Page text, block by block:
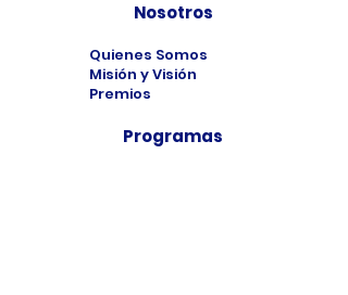
Nosotros
Quienes Somos
Misión y Visión
Premios
Programas